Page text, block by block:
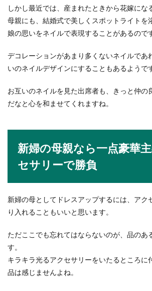
しかし最近では、産まれたときから花嫁にな
母親にも、結婚式で美しくスポットライトを
娘の思いをネイルで表現することがあるので
デコレーションがあまり多くないネイルであ
いのネイルデザインにすることもあるようで
お互いのネイルを見た出席者も、きっと仲の
だなと心を和ませてくれますね。
新婦の母親なら一点豪華
セサリーで勝負
新婦の母としてドレスアップするには、アク
り入れることもいいと思います。
ただここでも忘れてはならないのが、品のあ
す。
キラキラ光るアクセサリーをいたるところに
品は感じませんよね。